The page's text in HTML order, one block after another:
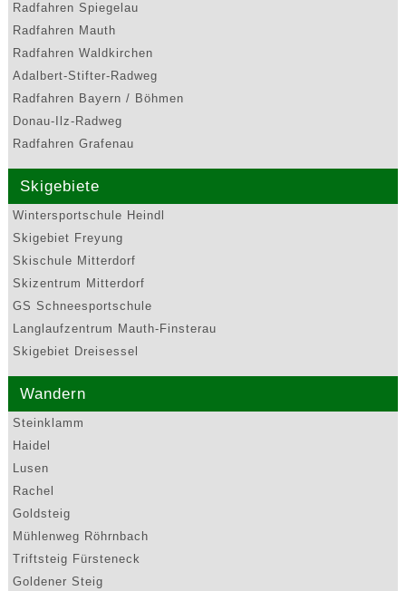
Radfahren Spiegelau
Radfahren Mauth
Radfahren Waldkirchen
Adalbert-Stifter-Radweg
Radfahren Bayern / Böhmen
Donau-Ilz-Radweg
Radfahren Grafenau
Skigebiete
Wintersportschule Heindl
Skigebiet Freyung
Skischule Mitterdorf
Skizentrum Mitterdorf
GS Schneesportschule
Langlaufzentrum Mauth-Finsterau
Skigebiet Dreisessel
Wandern
Steinklamm
Haidel
Lusen
Rachel
Goldsteig
Mühlenweg Röhrnbach
Triftsteig Fürsteneck
Goldener Steig